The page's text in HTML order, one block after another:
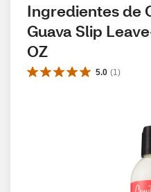
Ingredientes de
Guava Slip
OZ
5.0 (1 )